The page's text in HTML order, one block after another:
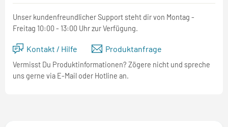
Unser kundenfreundlicher Support steht dir von Montag -
Freitag 10:00 - 13:00 Uhr zur Verfügung.
Kontakt / Hilfe Produktanfrage
Vermisst Du Produktinformationen? Zögere nicht und spreche
uns gerne via E-Mail oder Hotline an.